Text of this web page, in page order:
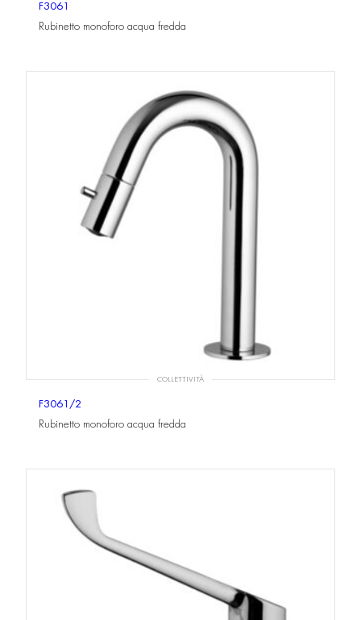
F3061
Rubinetto monoforo acqua fredda
COLLETTIVITÀ
F3061/2
Rubinetto monoforo acqua fredda